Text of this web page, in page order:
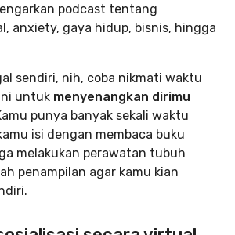
podcast tentang
anxiety, gaya hidup, bisnis, hingga
sendiri, nih, coba nikmati waktu
untuk menyenangkan dirimu
punya banyak sekali waktu
isi dengan membaca buku
melakukan perawatan tubuh
penampilan agar kamu kian